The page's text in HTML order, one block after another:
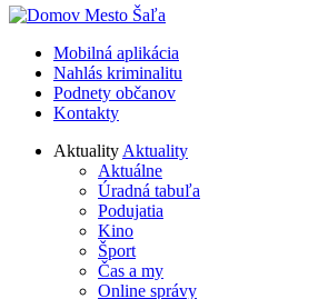
Mobilná aplikácia
Nahlás kriminalitu
Podnety občanov
Kontakty
AktualityAktuality
Aktuálne
Úradná tabuľa
Podujatia
Kino
Šport
Čas a my
Online správy